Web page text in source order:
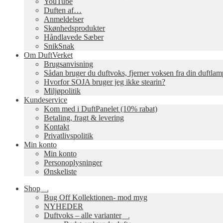
Duften af…
Anmeldelser
Skønhedsprodukter
Håndlavede Sæber
SnikSnak
Om DuftVerket
Brugsanvisning
Sådan bruger du duftvoks, fjerner voksen fra din
Hvorfor SOJA bruger jeg ikke stearin?
Miljøpolitik
Kundeservice
Kom med i DuftPanelet (10% rabat)
Betaling, fragt & levering
Kontakt
Privatlivspolitik
Min konto
Min konto
Personoplysninger
Ønskeliste
Shop
Udfold
undermenu
Bug Off Kollektionen- mod myg
NYHEDER
Duftvoks – alle varianter
Udfold